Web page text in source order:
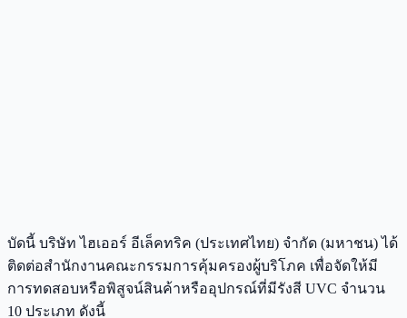
บัดนี้ บริษัท ไฮเออร์ อีเล็คทริค (ประเทศไทย) จำกัด (มหาชน) ได้
ติดต่อสำนักงานคณะกรรมการคุ้มครองผู้บริโภค เพื่อจัดให้มี
การทดสอบหรือพิสูจน์สินค้าหรืออุปกรณ์ที่มีรังสี UVC จำนวน
10 ประเภท ดังนี้